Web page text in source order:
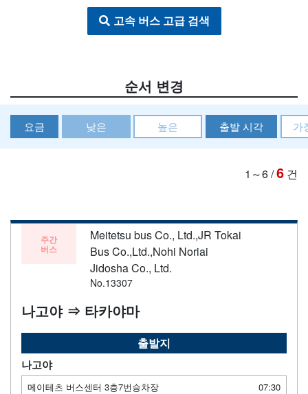
고속 버스 고급 검색
순서 변경
요금 낮은 높은 출발 시각 가
1～6/6 건
주간
버스
Meitetsu bus Co., Ltd.,JR Tokai
Bus Co.,Ltd.,Nohi Noriai
Jidosha Co., Ltd.
No.13307
나고야 ⇒ 타카야마
출발지
나고야
메이테츠 버스센터 3층7번승차장
07:30